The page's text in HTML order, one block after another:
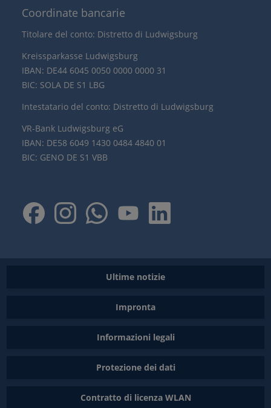
Coordinate bancarie
Titolare del conto: Distretto di Ludwigsburg
Kreissparkasse Ludwigsburg
IBAN: DE44 6045 0050 0000 0000 31
BIC: SOLA DE S1 LBG
Intestatario del conto: Distretto di Ludwigsburg
VR-Bank Ludwigsburg eG
IBAN: DE58 6049 1430 0484 4840 01
BIC: GENO DE S1 VBB
Ultime notizie
Impronta
Informazioni legali
Protezione dei dati
Contratto di licenza WLAN